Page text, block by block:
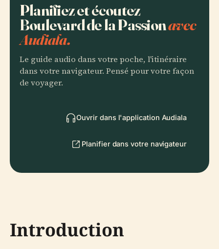
Planifiez et écoutez
Boulevard de la Passionavec
Audiala.
Le guide audio dans votre poche, l'itinéraire
dans votre navigateur. Pensé pour votre façon
de voyager.
Ouvrir dans l'application Audiala
Planifier dans votre navigateur
Introduction